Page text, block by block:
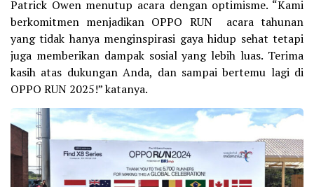
Patrick Owen menutup acara dengan optimisme. “Kami
berkomitmen menjadikan OPPO RUN acara tahunan
yang tidak hanya menginspirasi gaya hidup sehat tetapi
juga memberikan dampak sosial yang lebih luas. Terima
kasih atas dukungan Anda, dan sampai bertemu lagi di
OPPO RUN 2025!” katanya.